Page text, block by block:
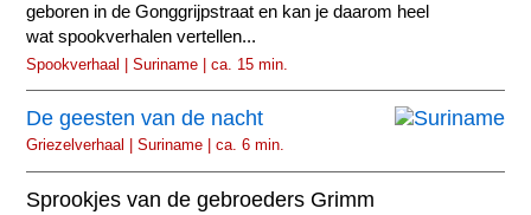
geboren in de Gonggrijpstraat en kan je daarom heel
wat spookverhalen vertellen...
Spookverhaal | Suriname | ca. 15 min.
De geesten van de nacht
Griezelverhaal | Suriname | ca. 6 min.
Sprookjes van de gebroeders Grimm